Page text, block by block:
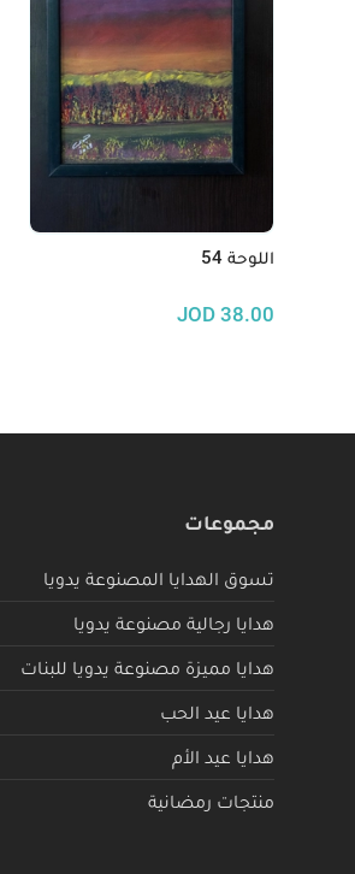
اللوحة 54
38.00
JOD
مجموعات
تسوق الهدايا المصنوعة يدويا
هدايا رجالية مصنوعة يدويا
هدايا مميزة مصنوعة يدويا للبنات
هدايا عيد الحب
هدايا عيد الأم
منتجات رمضانية